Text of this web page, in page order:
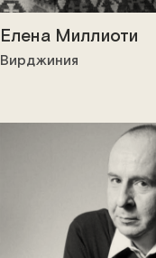
Елена Миллиоти
Вирджиния